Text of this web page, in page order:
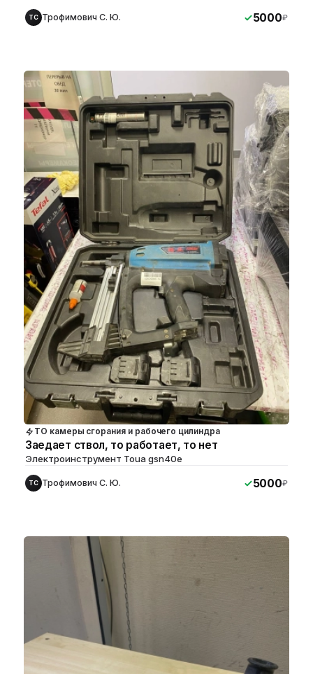
ТС Трофимович С. Ю. 5000₽
ТО камеры сгорания и рабочего цилиндра
Заедает ствол, то работает, то нет
Электроинструмент Toua gsn40e
ТС Трофимович С. Ю. 5000₽